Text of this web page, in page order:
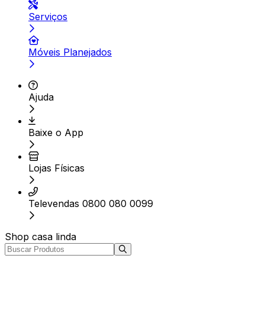
Serviços
Móveis Planejados
Ajuda
Baixe o App
Lojas Físicas
Televendas 0800 080 0099
Shop casa linda